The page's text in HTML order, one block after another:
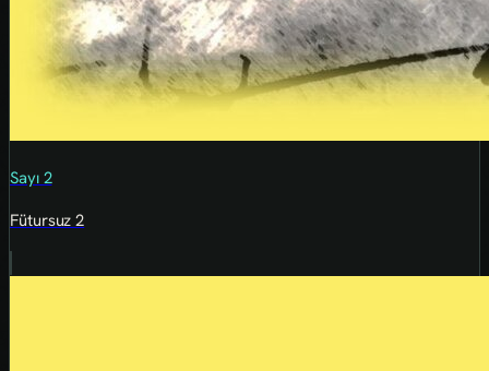
Sayı 2
Fütursuz 2